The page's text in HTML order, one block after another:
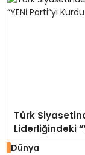
Türk
Liderliğindeki
Dünya